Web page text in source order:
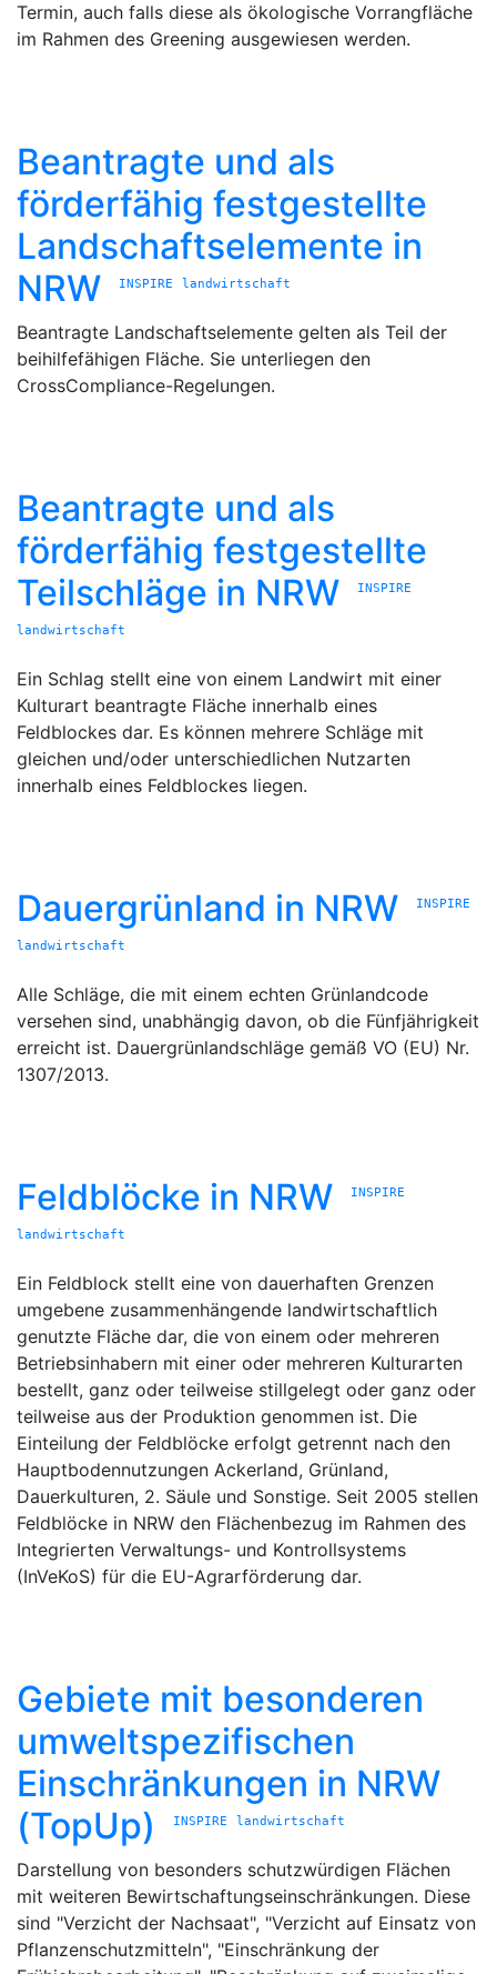
Termin, auch falls diese als ökologische Vorrangfläche
im Rahmen des Greening ausgewiesen werden.
Beantragte und als
förderfähig festgestellte
Landschaftselemente in
NRW
INSPIRE landwirtschaft
Beantragte Landschaftselemente gelten als Teil der
beihilfefähigen Fläche. Sie unterliegen den
CrossCompliance-Regelungen.
Beantragte und als
förderfähig festgestellte
Teilschläge in NRW
INSPIRE
landwirtschaft
Ein Schlag stellt eine von einem Landwirt mit einer
Kulturart beantragte Fläche innerhalb eines
Feldblockes dar. Es können mehrere Schläge mit
gleichen und/oder unterschiedlichen Nutzarten
innerhalb eines Feldblockes liegen.
Dauergrünland in NRW INSPIRE
landwirtschaft
Alle Schläge, die mit einem echten Grünlandcode
versehen sind, unabhängig davon, ob die Fünfjährigkeit
erreicht ist. Dauergrünlandschläge gemäß VO (EU) Nr.
1307/2013.
Feldblöcke in NRW INSPIRE
landwirtschaft
Ein Feldblock stellt eine von dauerhaften Grenzen
umgebene zusammenhängende landwirtschaftlich
genutzte Fläche dar, die von einem oder mehreren
Betriebsinhabern mit einer oder mehreren Kulturarten
bestellt, ganz oder teilweise stillgelegt oder ganz oder
teilweise aus der Produktion genommen ist. Die
Einteilung der Feldblöcke erfolgt getrennt nach den
Hauptbodennutzungen Ackerland, Grünland,
Dauerkulturen, 2. Säule und Sonstige. Seit 2005 stellen
Feldblöcke in NRW den Flächenbezug im Rahmen des
Integrierten Verwaltungs- und Kontrollsystems
(InVeKoS) für die EU-Agrarförderung dar.
Gebiete mit besonderen
umweltspezifischen
Einschränkungen in NRW
(TopUp)
INSPIRE landwirtschaft
Darstellung von besonders schutzwürdigen Flächen
mit weiteren Bewirtschaftungseinschränkungen. Diese
sind "Verzicht der Nachsaat", "Verzicht auf Einsatz von
Pflanzenschutzmitteln", "Einschränkung der